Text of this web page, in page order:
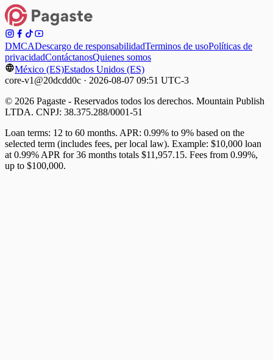
DMCADescargo de responsabilidadTerminos de usoPolíticas de
privacidadContáctanosQuienes somos
México (ES)Estados Unidos (ES)
core-v1@20dcdd0c · 2026-08-07 09:51 UTC-3
© 2026 Pagaste - Reservados todos los derechos. Mountain Publish
LTDA. CNPJ: 38.375.288/0001-51
Loan terms: 12 to 60 months. APR: 0.99% to 9% based on the
selected term (includes fees, per local law). Example: $10,000 loan
at 0.99% APR for 36 months totals $11,957.15. Fees from 0.99%,
up to $100,000.